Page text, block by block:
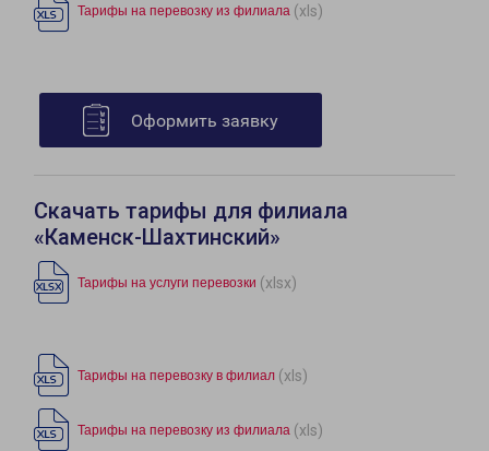
Тарифы на перевозку из филиала (xls)
Оформить заявку
Скачать тарифы для филиала
«Каменск-Шахтинский»
Тарифы на услуги перевозки (xlsx)
Тарифы на перевозку в филиал (xls)
Тарифы на перевозку из филиала (xls)